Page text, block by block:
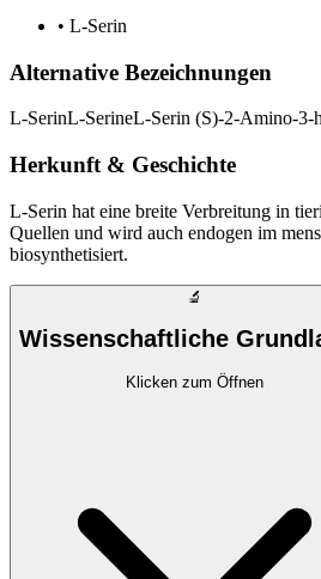
• L-Serin
Alternative Bezeichnungen
L-SerinL-SerineL-Serin (S)-2-Amino-3-
Herkunft & Geschichte
L-Serin hat eine breite Verbreitung in
Quellen und wird auch endogen im
biosynthetisiert.
🔬
Wissenschaftliche
Klicken zum Öffnen